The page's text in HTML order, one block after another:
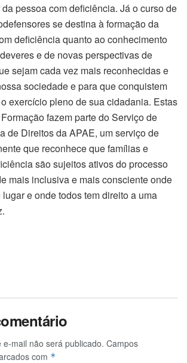
pessoa com deficiência. Já o curso de
se destina à formação da
deficiência quanto ao conhecimento
e de novas perspectivas de
sejam cada vez mais reconhecidas e
sociedade e para que conquistem
exercício pleno de sua cidadania. Estas
fazem parte do Serviço de
de Direitos da APAE, um serviço de
que reconhece que famílias e
são sujeitos ativos do processo
mais inclusiva e mais consciente onde
e onde todos tem direito a uma
mail não será publicado. Campos
com *